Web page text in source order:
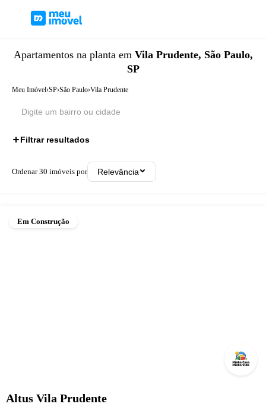
Apartamentos na planta em Vila Prudente, São Paulo,
SP
Meu Imóvel›SP›São Paulo›Vila Prudente
Filtrar resultados
Ordenar30 imóveis por Relevância
Em Construção
Altus Vila Prudente